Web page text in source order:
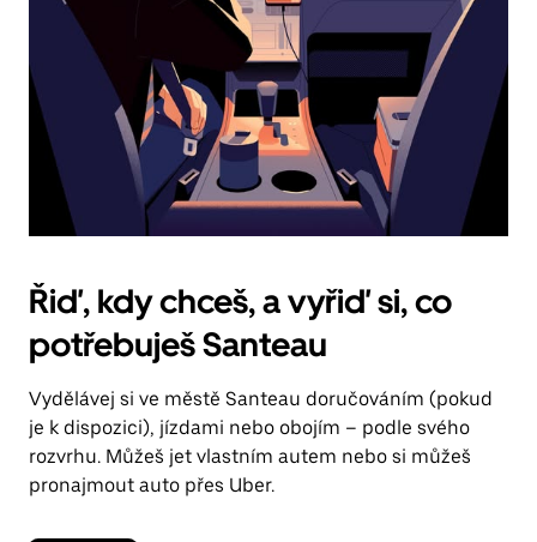
Řiď, kdy chceš, a vyřiď si, co
potřebuješ Santeau
Vydělávej si ve městě Santeau doručováním (pokud
je k dispozici), jízdami nebo obojím – podle svého
rozvrhu. Můžeš jet vlastním autem nebo si můžeš
pronajmout auto přes Uber.